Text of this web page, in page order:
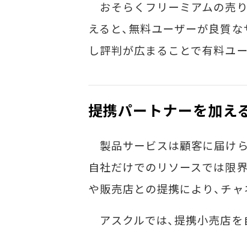
おそらくフリーミアムの売
えると、無料ユーザーが良質
し評判が広まることで有料ユ
提携パートナーを加え
製品サービスは顧客に届け
自社だけでのリソースでは限
や販売店との提携により、チャ
アスクルでは、提携小売店